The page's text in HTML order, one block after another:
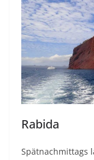
Rabida
Spätnachmittags